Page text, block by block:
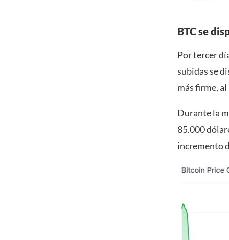
BTC se
Por tercer
subidas se
más firme,
Durante la
85.000
incremento